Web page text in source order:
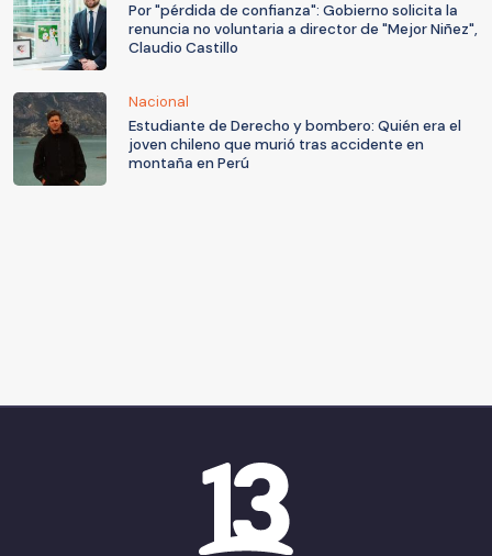
Por "pérdida de confianza": Gobierno solicita la
renuncia no voluntaria a director de "Mejor Niñez",
Claudio Castillo
Nacional
Estudiante de Derecho y bombero: Quién era el
joven chileno que murió tras accidente en
montaña en Perú